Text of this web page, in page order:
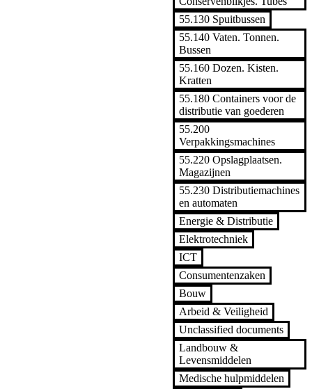
55.130 Spuitbussen
55.140 Vaten. Tonnen.
Bussen
55.160 Dozen. Kisten.
Kratten
55.180 Containers voor de
distributie van goederen
55.200
Verpakkingsmachines
55.220 Opslagplaatsen.
Magazijnen
55.230 Distributiemachines
en automaten
Energie & Distributie
Elektrotechniek
ICT
Consumentenzaken
Bouw
Arbeid & Veiligheid
Unclassified documents
Landbouw &
Levensmiddelen
Medische hulpmiddelen